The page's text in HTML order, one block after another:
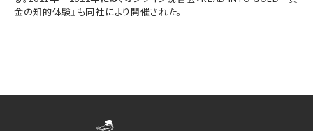
金の知的体験』も同社により開催された。